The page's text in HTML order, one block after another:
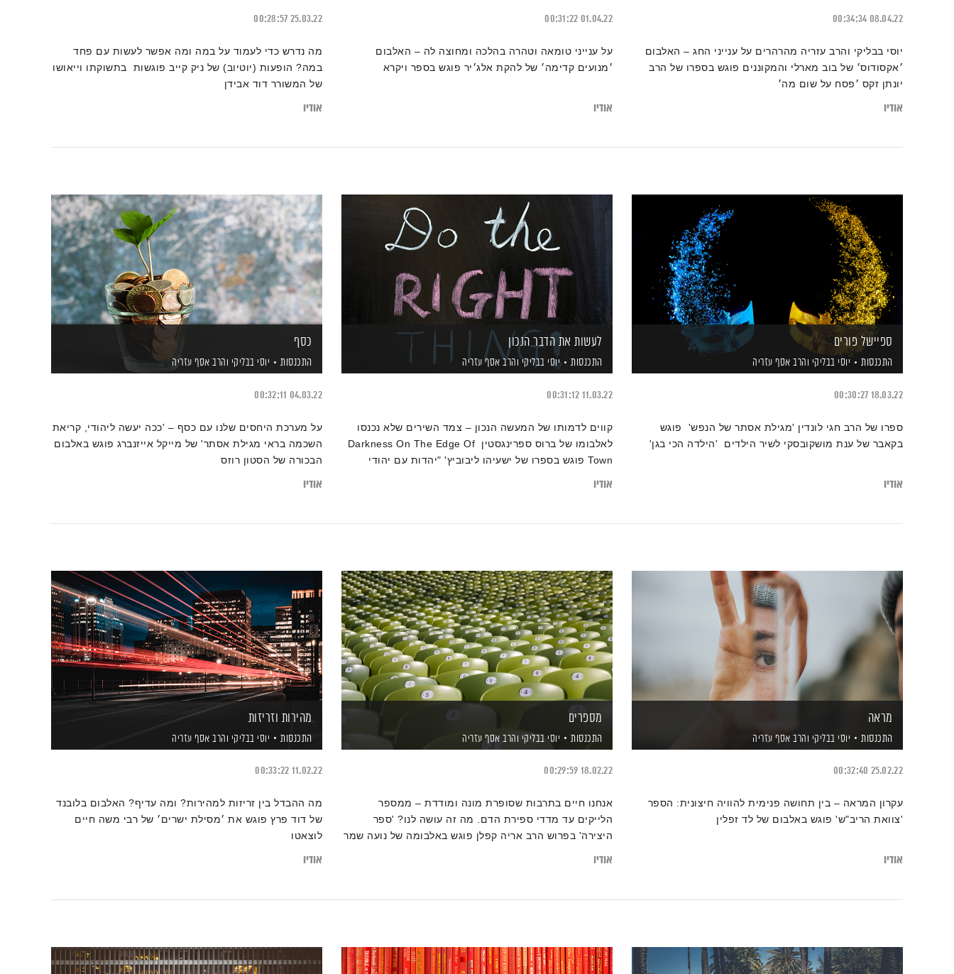
08.04.22
00:34:34
יוסי בבליקי והרב עזריה מהרהרים על ענייני החג – האלבום
׳אקסודוס׳ של בוב מארלי והמקוננים פוגש בספרו של הרב
יונתן זקס ׳פסח על שום מה׳
אודיו
01.04.22
00:31:22
על ענייני טומאה וטהרה בהלכה ומחוצה לה – האלבום
׳מנועים קדימה׳ של להקת אלג׳יר פוגש בספר ויקרא
אודיו
25.03.22
00:28:57
מה נדרש כדי לעמוד על במה ומה אפשר לעשות עם פחד
במה? הופעות (יוטיוב) של ניק קייב פוגשות בתשוקתו וייאושו
של המשורר דוד אבידן
אודיו
ספיישל פורים
התכנסות יוסי בבליקי והרב אסף עזריה
18.03.22
00:30:27
ספרו של הרב חגי לונדין 'מגילת אסתר של הנפש' פוגש
בקאבר של ענת מושקובסקי לשיר הילדים 'הילדה הכי בגן'
אודיו
לעשות את הדבר הנכון
התכנסות יוסי בבליקי והרב אסף עזריה
11.03.22
00:31:12
קווים לדמותו של המעשה הנכון – צמד השירים שלא נכנסו
לאלבומו של ברוס ספרינגסטין Darkness On The Edge Of
Town פוגש בספרו של ישעיהו ליבוביץ' "יהדות עם יהודי
אודיו
כסף
התכנסות יוסי בבליקי והרב אסף עזריה
04.03.22
00:32:11
על מערכת היחסים שלנו עם כסף – 'ככה יעשה ליהודי, קריאת
השכמה בראי מגילת אסתר' של מייקל אייזנברג פוגש באלבום
הבכורה של הסטון רוזס
אודיו
מראה
התכנסות יוסי בבליקי והרב אסף עזריה
25.02.22
00:32:40
עקרון המראה – בין תחושה פנימית להוויה חיצונית: הספר
'צוואת הריב"ש' פוגש באלבום של לד זפלין
אודיו
מספרים
התכנסות יוסי בבליקי והרב אסף עזריה
18.02.22
00:29:59
אנחנו חיים בתרבות שסופרת מונה ומודדת – ממספר
הלייקים עד מדדי ספירת הדם. מה זה עושה לנו? 'ספר
היצירה' בפרוש הרב אריה קפלן פוגש באלבומה של נועה שמר
אודיו
מהירות וזריזות
התכנסות יוסי בבליקי והרב אסף עזריה
11.02.22
00:33:22
מה ההבדל בין זריזות למהירות? ומה עדיף? האלבום בלובנד
של דוד פרץ פוגש את ׳מסילת ישרים׳ של רבי משה חיים
לוצאטו
אודיו